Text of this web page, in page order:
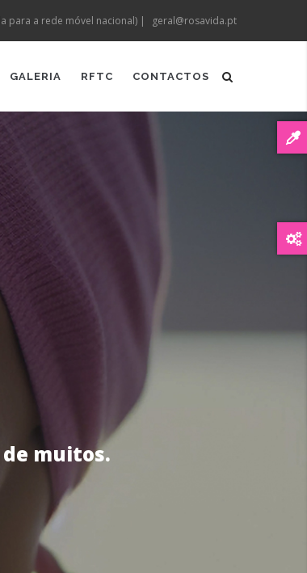
para a rede móvel nacional) | geral@rosavida.pt
GALERIA RFTC CONTACTOS
muitos.